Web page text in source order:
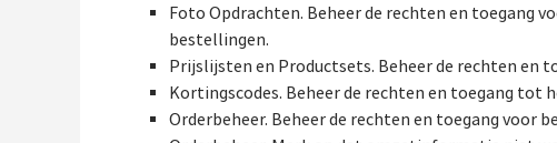
Foto Opdrachten. Beheer de rechten en toegang
bestellingen.
Prijslijsten en Productsets. Beheer de rechten en
Kortingscodes. Beheer de rechten en toegang tot
Orderbeheer. Beheer de rechten en toegang voor